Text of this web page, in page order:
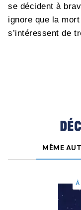
se décident à
ignore que la
s’intéressent de
MÊME